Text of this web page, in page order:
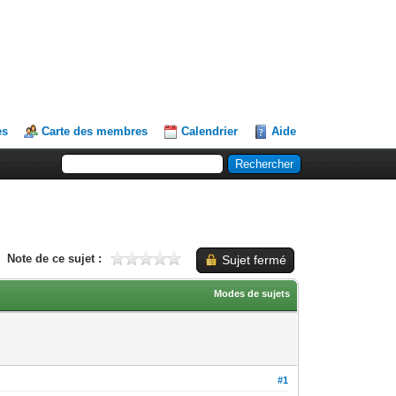
Carte des membres Calendrier Aide
Sujet fermé
Note de ce sujet :
Modes de sujets
#1